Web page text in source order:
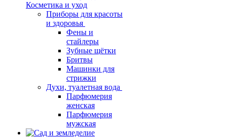
Косметика и уход
Приборы для красоты
и здоровья
Фены и
стайлеры
Зубные щётки
Бритвы
Машинки для
стрижки
Духи, туалетная вода
Парфюмерия
женская
Парфюмерия
мужская